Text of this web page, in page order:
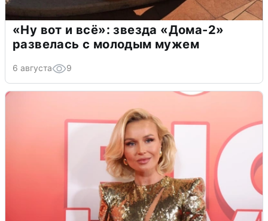
«Ну вот и всё»: звезда «Дома-2»
развелась с молодым мужем
6 августа 9